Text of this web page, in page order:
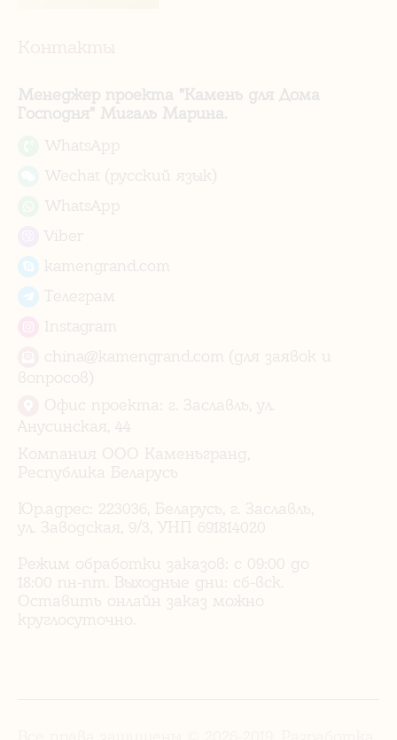
Менеджер проекта "Камень для Дома
Господня" Мигаль Марина.
WhatsApp
Wechat (русский язык)
WhatsApp
Viber
kamengrand.com
Телеграм
Instagram
china@kamengrand.com (для заявок и
вопросов)
Офис проекта: г. Заславль, ул.
Анусинская, 44
Компания ООО Каменьгранд,
Республика Беларусь
Юр.адрес: 223036, Беларусь, г. Заславль,
ул. Заводская, 9/3, УНП 691814020
Режим обработки заказов: с 09:00 до
18:00 пн-пт. Выходные дни: сб-вск.
Оставить онлайн заказ можно
круглосуточно.